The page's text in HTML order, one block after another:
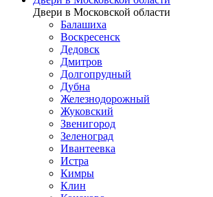
Двери в Московской области
Балашиха
Воскресенск
Дедовск
Дмитров
Долгопрудный
Дубна
Железнодорожный
Жуковский
Звенигород
Зеленоград
Ивантеевка
Истра
Кимры
Клин